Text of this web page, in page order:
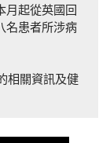
月起從英國回
名患者所涉病
相關資訊及健